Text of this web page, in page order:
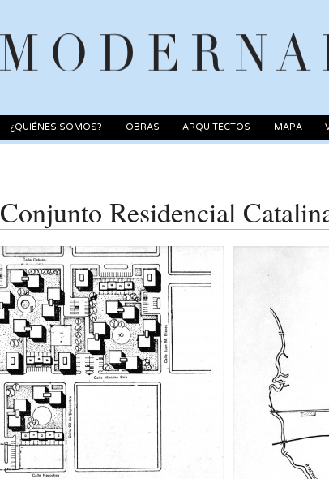
¿QUIÉNES SOMOS? OBRAS ARQUITECTOS MAPA
Conjunto Residencial